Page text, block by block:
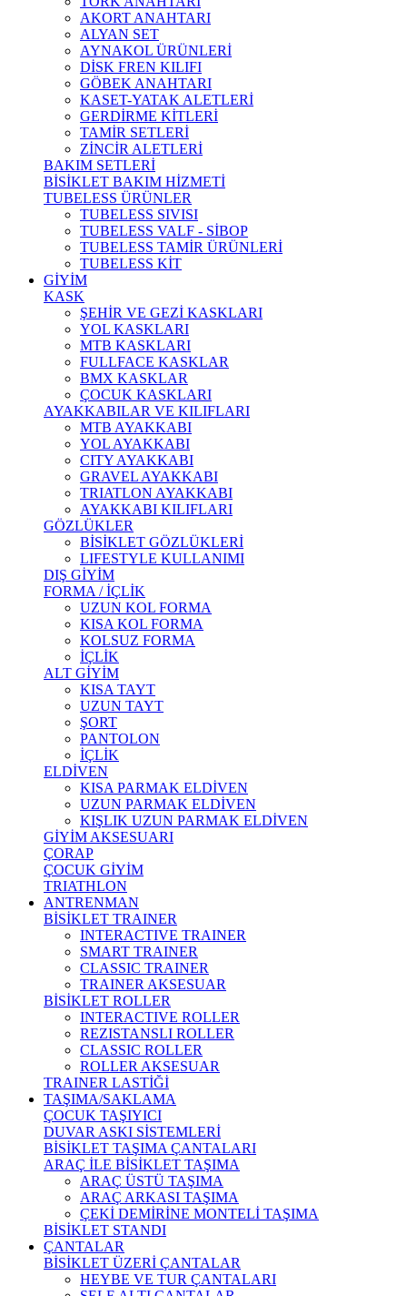
AKORT ANAHTARI
ALYAN SET
AYNAKOL ÜRÜNLERİ
DİSK FREN KILIFI
GÖBEK ANAHTARI
KASET-YATAK ALETLERİ
GERDİRME KİTLERİ
TAMİR SETLERİ
ZİNCİR ALETLERİ
BAKIM SETLERİ
BİSİKLET BAKIM HİZMETİ
TUBELESS ÜRÜNLER
TUBELESS SIVISI
TUBELESS VALF - SİBOP
TUBELESS TAMİR ÜRÜNLERİ
TUBELESS KİT
GİYİM
KASK
ŞEHİR VE GEZİ KASKLARI
YOL KASKLARI
MTB KASKLARI
FULLFACE KASKLAR
BMX KASKLAR
ÇOCUK KASKLARI
AYAKKABILAR VE KILIFLARI
MTB AYAKKABI
YOL AYAKKABI
CITY AYAKKABI
GRAVEL AYAKKABI
TRIATLON AYAKKABI
AYAKKABI KILIFLARI
GÖZLÜKLER
BİSİKLET GÖZLÜKLERİ
LIFESTYLE KULLANIMI
DIŞ GİYİM
FORMA / İÇLİK
UZUN KOL FORMA
KISA KOL FORMA
KOLSUZ FORMA
İÇLİK
ALT GİYİM
KISA TAYT
UZUN TAYT
ŞORT
PANTOLON
İÇLİK
ELDİVEN
KISA PARMAK ELDİVEN
UZUN PARMAK ELDİVEN
KIŞLIK UZUN PARMAK ELDİVEN
GİYİM AKSESUARI
ÇORAP
ÇOCUK GİYİM
TRIATHLON
ANTRENMAN
BİSİKLET TRAINER
INTERACTIVE TRAINER
SMART TRAINER
CLASSIC TRAINER
TRAINER AKSESUAR
BİSİKLET ROLLER
INTERACTIVE ROLLER
REZISTANSLI ROLLER
CLASSIC ROLLER
ROLLER AKSESUAR
TRAINER LASTİĞİ
TAŞIMA/SAKLAMA
ÇOCUK TAŞIYICI
DUVAR ASKI SİSTEMLERİ
BİSİKLET TAŞIMA ÇANTALARI
ARAÇ İLE BİSİKLET TAŞIMA
ARAÇ ÜSTÜ TAŞIMA
ARAÇ ARKASI TAŞIMA
ÇEKİ DEMİRİNE MONTELİ TAŞIMA
BİSİKLET STANDI
ÇANTALAR
BİSİKLET ÜZERİ ÇANTALAR
HEYBE VE TUR ÇANTALARI